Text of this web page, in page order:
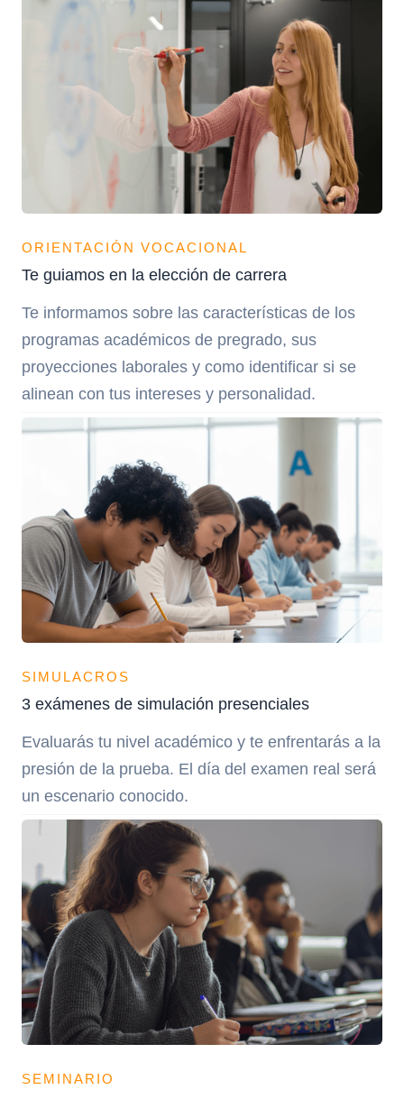
ORIENTACIÓN VOCACIONAL
Te guiamos en la elección de carrera
Te informamos sobre las características de los
programas académicos de pregrado, sus
proyecciones laborales y como identificar si se
alinean con tus intereses y personalidad.
SIMULACROS
3 exámenes de simulación presenciales
Evaluarás tu nivel académico y te enfrentarás a la
presión de la prueba. El día del examen real será
un escenario conocido.
SEMINARIO